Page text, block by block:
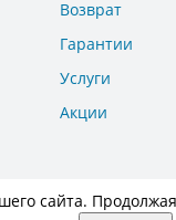
Возврат
Гарантии
Услуги
Акции
сайта.